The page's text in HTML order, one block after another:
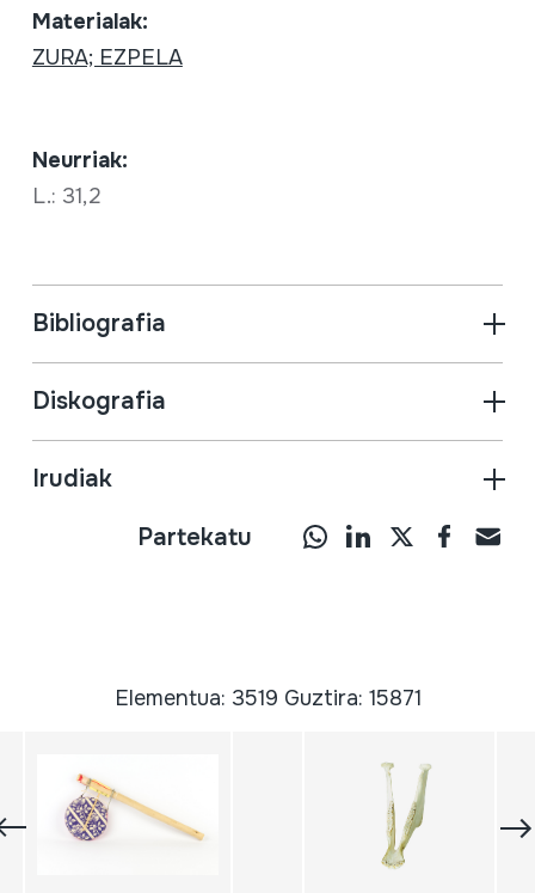
Materialak:
ZURA; EZPELA
Neurriak:
L.: 31,2
Bibliografia
Diskografia
Irudiak
Partekatu
Elementua: 3519 Guztira: 15871